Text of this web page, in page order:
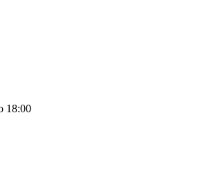
18:00